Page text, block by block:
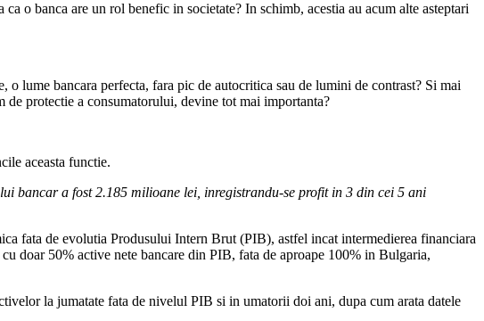
o banca are un rol benefic in societate? In schimb, acestia au acum alte asteptari
lume bancara perfecta, fara pic de autocritica sau de lumini de contrast? Si mai
de protectie a consumatorului, devine tot mai importanta?
aceasta functie.
bancar a fost 2.185 milioane lei, inregistrandu-se profit in 3 din cei 5 ani
fata de evolutia Produsului Intern Brut (PIB), astfel incat intermedierea financiara
doar 50% active nete bancare din PIB, fata de aproape 100% in Bulgaria,
la jumatate fata de nivelul PIB si in umatorii doi ani, dupa cum arata datele